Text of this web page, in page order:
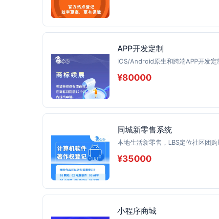
APP开发定制
iOS/Android原生和跨端APP开发定
¥80000
同城新零售系统
本地生活新零售，LBS定位社区团
¥35000
小程序商城